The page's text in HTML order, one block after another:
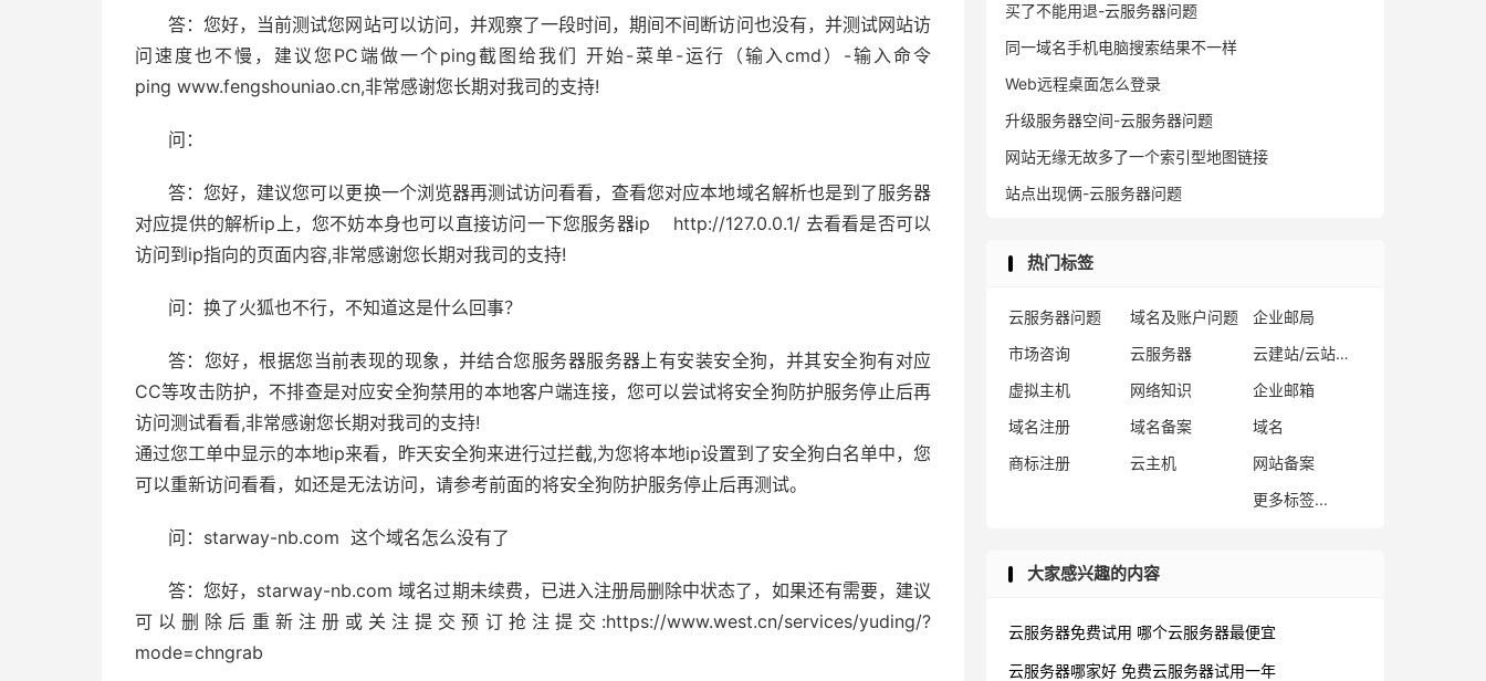
答：您好，当前测试您网站可以访问，并观察了一段时间，期间不间断访问也没有，并测试网站访
问速度也不慢，建议您PC端做一个ping截图给我们 开始-菜单-运行（输入cmd）-输入命令
ping www.fengshouniao.cn,非常感谢您长期对我司的支持!
问：
答：您好，建议您可以更换一个浏览器再测试访问看看，查看您对应本地域名解析也是到了服务器
对应提供的解析ip上，您不妨本身也可以直接访问一下您服务器ip http://127.0.0.1/ 去看看是否可以
访问到ip指向的页面内容,非常感谢您长期对我司的支持!
问：换了火狐也不行，不知道这是什么回事？
答：您好，根据您当前表现的现象，并结合您服务器服务器上有安装安全狗，并其安全狗有对应
CC等攻击防护，不排查是对应安全狗禁用的本地客户端连接，您可以尝试将安全狗防护服务停止后再
访问测试看看,非常感谢您长期对我司的支持!
通过您工单中显示的本地ip来看，昨天安全狗来进行过拦截,为您将本地ip设置到了安全狗白名单中，您
可以重新访问看看，如还是无法访问，请参考前面的将安全狗防护服务停止后再测试。
问：starway-nb.com 这个域名怎么没有了
答：您好，starway-nb.com 域名过期未续费，已进入注册局删除中状态了，如果还有需要，建议
可以删除后重新注册或关注提交预订抢注提交:https://www.west.cn/services/yuding/?
mode=chngrab
买了不能用退-云服务器问题
同一域名手机电脑搜索结果不一样
Web远程桌面怎么登录
升级服务器空间-云服务器问题
网站无缘无故多了一个索引型地图链接
站点出现俩-云服务器问题
热门标签
云服务器问题 域名及账户问题
企业邮局
市场咨询
云服务器
云建站/云站群/小程序
虚拟主机
网络知识
企业邮箱
域名注册
域名备案
域名
商标注册
云主机
网站备案
更多标签...
大家感兴趣的内容
云服务器免费试用 哪个云服务器最便宜
云服务器哪家好 免费云服务器试用一年